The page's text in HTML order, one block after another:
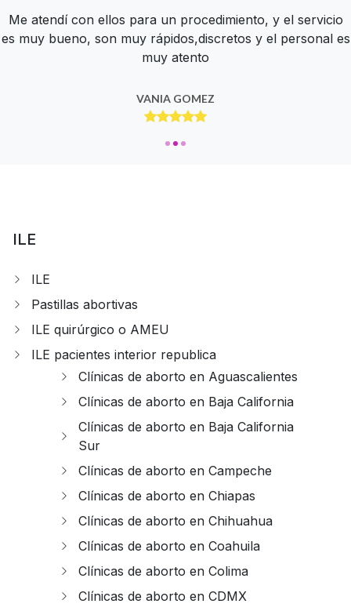
Estupenda atención desde hace más de 10 años. súper
profesionales
Me atendí con ellos para un procedimiento, y el servicio
es muy bueno, son muy rápidos,discretos y el personal es
muy atento
VANIA GOMEZ
Tienen un muy bien servicio, todos son muy amables y te
atienden con delicadeza
ILE
ILE
Pastillas abortivas
ILE quirúrgico o AMEU
ILE pacientes interior republica
Clínicas de aborto en Aguascalientes
Clínicas de aborto en Baja California
Clínicas de aborto en Baja California
Sur
Clínicas de aborto en Campeche
Clínicas de aborto en Chiapas
Clínicas de aborto en Chihuahua
Clínicas de aborto en Coahuila
Clínicas de aborto en Colima
Clínicas de aborto en CDMX